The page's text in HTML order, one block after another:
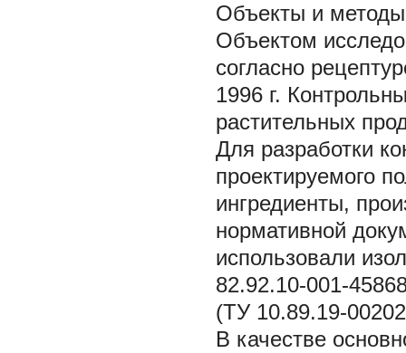
Объекты и
Объектом
согласно
1996 г.
растительных
Для разработки
проектируемого
ингредиенты,
нормативной
использовали
82.92.10-001-
(ТУ 10.89.19-
В качестве